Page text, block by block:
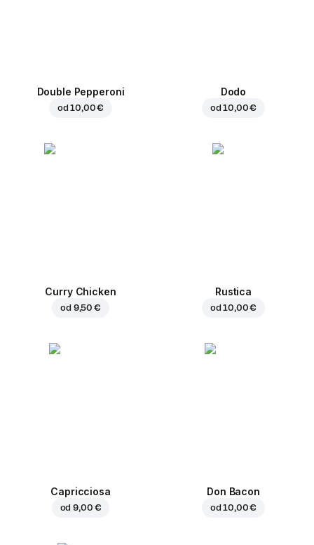
Double Pepperoni
od10,00 €
Dodo
od10,00 €
Curry Chicken
od 9,50 €
Rustica
od10,00 €
Capricciosa
od9,00 €
Don Bacon
od10,00 €